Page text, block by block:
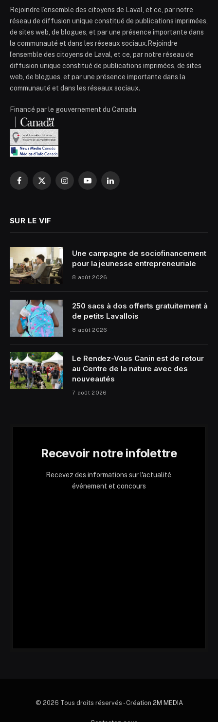
Rejoindre l’ensemble des citoyens de Laval, et ce, par notre
réseau de diffusion unique constitué de publications imprimées,
de sites web, de blogues, et par une présence importante dans
la communauté et dans les réseaux sociaux.Rejoindre
l’ensemble des citoyens de Laval, et ce, par notre réseau de
diffusion unique constitué de publications imprimées, de sites
web, de blogues, et par une présence importante dans la
communauté et dans les réseaux sociaux.
Financé par le gouvernement du Canada
Facebook
X
InstagramYouTubeLinkedIn
SUR LE VIF
Une campagne de sociofinancement
pour la jeunesse entrepreneuriale
8 août 2026
250 sacs à dos offerts gratuitement à
de petits Lavallois
8 août 2026
Le Rendez-Vous Canin est de retour
au Centre de la nature avec des
nouveautés
7 août 2026
Recevoir notre infolettre
Recevez des informations sur l'actualité,
événement et concours
© 2026 Tous droits réservés - Création 2M MEDIA